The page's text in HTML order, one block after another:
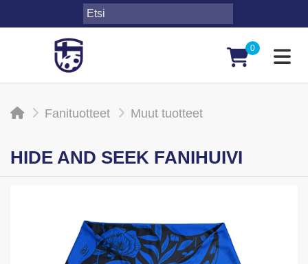
0
Fanituotteet Muut tuotteet
HIDE AND SEEK FANIHUIVI